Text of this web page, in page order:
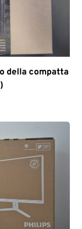
della compatta